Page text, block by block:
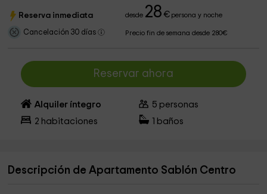
Reserva inmediata desde 28 €persona y noche
Cancelación 30 días Precio fin de semana desde 280€
Reservar ahora
Alquiler íntegro 5 personas
2 habitaciones baños
Descripción de Apartamento Sablón Centro